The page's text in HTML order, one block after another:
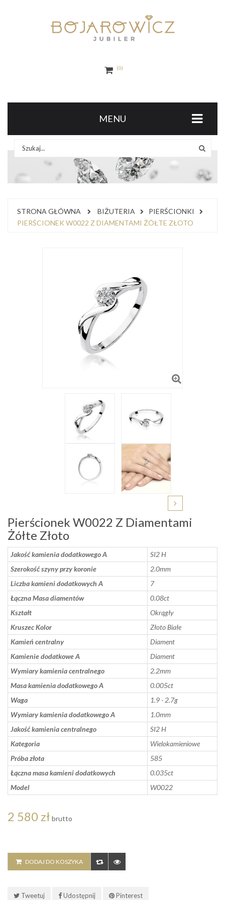
0
MENU
STRONA GŁÓWNA BIŻUTERIA
PIERŚCIONKI
PIERŚCIONEK W0022 Z DIAMENTAMI ŻÓŁTE ZŁOTO
Pierścionek W0022 Z Diamentami
Żółte Złoto
Jakość kamienia dodatkowego A
SI2 H
Szerokość szyny przy koronie
2.0mm
Liczba kamieni dodatkowych A
7
Łączna Masa diamentów
0.08ct
Kształt
Okrągły
Kruszec Kolor
Złoto Białe
Kamień centralny
Diament
Kamienie dodatkowe A
Diament
Wymiary kamienia centralnego
2.2mm
Masa kamienia dodatkowego A
0.005ct
Waga
1.9 - 2.7g
Wymiary kamienia dodatkowego A
1.0mm
Jakość kamienia centralnego
SI2 H
Kategoria
Wielokamieniowe
Próba złota
585
Łączna masa kamieni dodatkowych
0.035ct
Model
W0022
2 580 zł brutto
DODAJ DO KOSZYKA
Tweetuj Udostępnij Pinterest